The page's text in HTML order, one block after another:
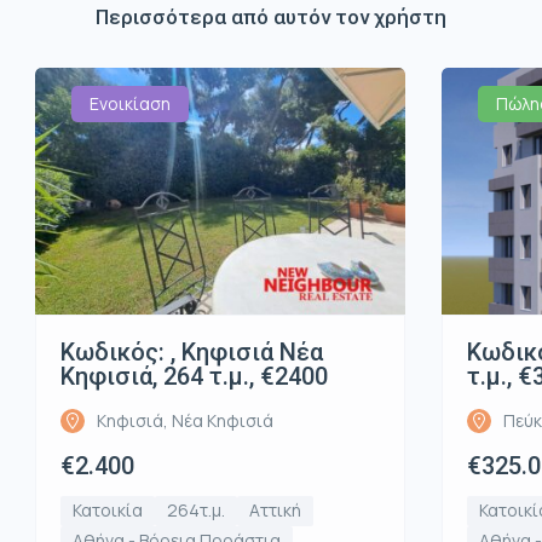
Περισσότερα από αυτόν τον χρήστη
Ενοικίαση
Κωδικός: , Κηφισιά Νέα
Κηφισιά, 264 τ.μ., €2400
Κηφισιά, Νέα Κηφισιά
€2.400
Κατοικία 264τ.μ.
Αττική
τ.μ.,